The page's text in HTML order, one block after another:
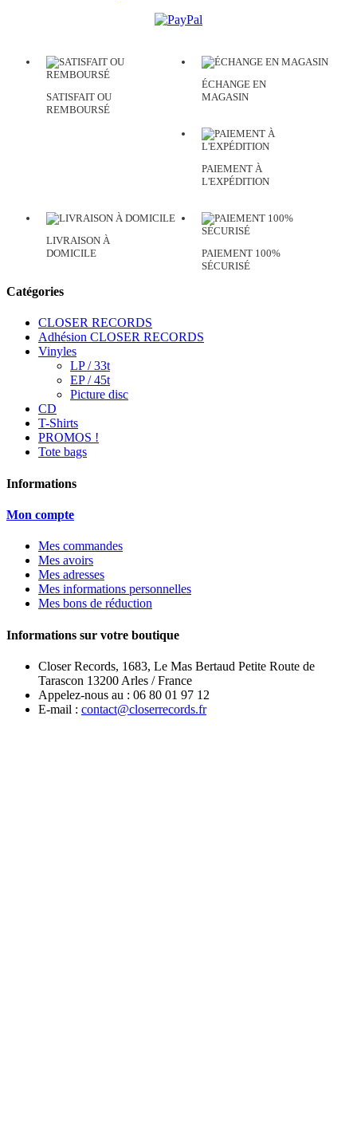
SATISFAIT OU
REMBOURSÉ
ÉCHANGE EN
MAGASIN
PAIEMENT À
L'EXPÉDITION
LIVRAISON À
DOMICILE
PAIEMENT 100%
SÉCURISÉ
Catégories
CLOSER RECORDS
Adhésion CLOSER RECORDS
Vinyles
LP / 33t
EP / 45t
Picture disc
CD
T-Shirts
PROMOS !
Tote bags
Informations
Mon compte
Mes commandes
Mes avoirs
Mes adresses
Mes informations personnelles
Mes bons de réduction
Informations sur votre boutique
Closer Records, 1683, Le Mas Bertaud Petite Route de
Tarascon 13200 Arles / France
Appelez-nous au : 06 80 01 97 12
E-mail : contact@closerrecords.fr